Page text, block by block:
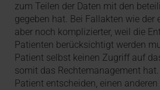
zum Teilen der Daten mit den
gegeben hat. Bei Fallakten wie der
aber noch komplizierter, weil die
Patienten berücksichtigt werden
Patient selbst keinen Zugriff auf
somit das Rechtemanagement
Patient entscheiden, einen